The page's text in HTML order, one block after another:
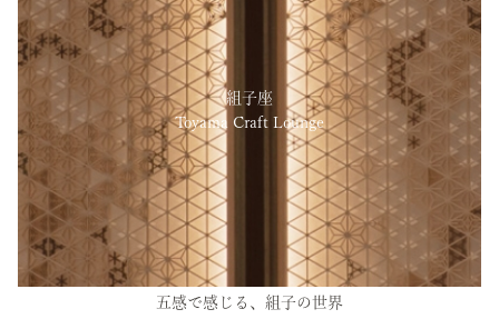
組子座
Toyama Craft Lounge
五感で感じる、組子の世界